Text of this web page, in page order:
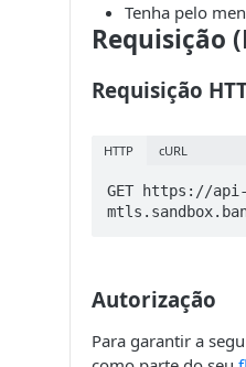
Tenha pelo
Requisição
Requisição
HTTP cURL
GET https://
Autorização
Para garantir a